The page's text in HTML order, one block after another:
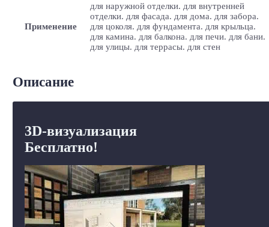
Применение
для наружной отделки. для внутренней
отделки. для фасада. для дома. для забора.
для цоколя. для фундамента. для крыльца.
для камина. для балкона. для печи. для бани.
для улицы. для террасы. для стен
Описание
3D-визуализация
Бесплатно!